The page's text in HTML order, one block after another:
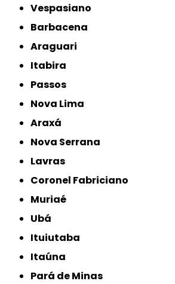
Vespasiano
Barbacena
Araguari
Itabira
Passos
Nova Lima
Araxá
Nova Serrana
Lavras
Coronel Fabriciano
Muriaé
Ubá
Ituiutaba
Itaúna
Pará de Minas